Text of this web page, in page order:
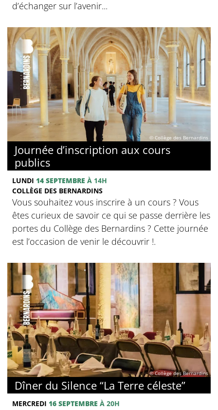
d’échanger sur l’avenir...
© Collège des Bernardins
Journée d’inscription aux cours
publics
LUNDI 14 SEPTEMBRE À 14H
COLLÈGE DES BERNARDINS
Vous souhaitez vous inscrire à un cours ? Vous
êtes curieux de savoir ce qui se passe derrière les
portes du Collège des Bernardins ? Cette journée
est l’occasion de venir le découvrir !.
© Collège des Bernardins
Dîner du Silence “La Terre céleste”
MERCREDI 16 SEPTEMBRE À 20H